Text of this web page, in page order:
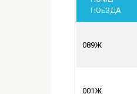
ПОЕЗДА
089Ж
001Ж